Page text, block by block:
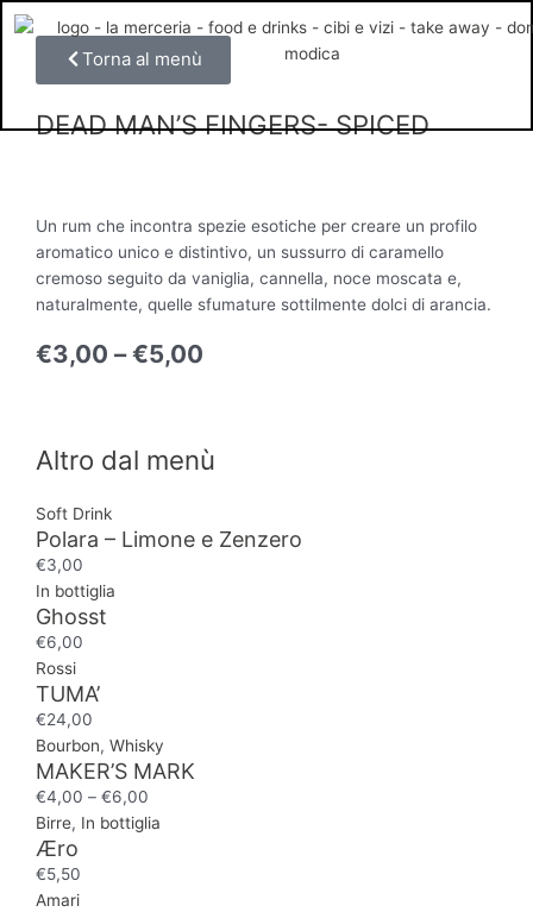
Vai
contenuto Torna al menù
DEAD MAN’S FINGERS- SPICED
Un rum che incontra spezie esotiche per creare un profilo
aromatico unico e distintivo, un sussurro di caramello
cremoso seguito da vaniglia, cannella, noce moscata e,
naturalmente, quelle sfumature sottilmente dolci di arancia.
€3,00 –€5,00
Altro dal menù
Soft Drink
Polara – Limone e Zenzero
€3,00
In bottiglia
Ghosst
€6,00
Rossi
TUMA’
€24,00
Bourbon, Whisky
MAKER’S MARK
€4,00 – €6,00
Birre, In bottiglia
Æro
€5,50
Amari